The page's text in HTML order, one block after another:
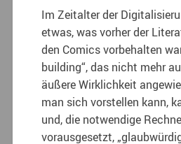
Im Zeitalter der
etwas, was vorher der
den Comics vorbehalten
building“, das nicht mehr
äußere Wirklichkeit
man sich vorstellen kann,
und, die notwendige
vorausgesetzt,